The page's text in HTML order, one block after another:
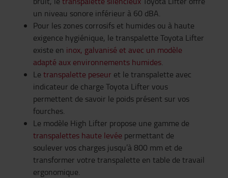
un niveau sonore inférieur à 60 dBA.
Pour les zones corrosifs et humides ou à haute
exigence hygiénique, le transpalette Toyota Lifter
existe en inox, galvanisé et avec un modèle
adapté aux environnements humides.
Le transpalette peseur et le transpalette avec
indicateur de charge Toyota Lifter vous
permettent de savoir le poids présent sur vos
fourches.
Le modèle High Lifter propose une gamme de
transpalettes haute levée permettant de
soulever vos charges jusqu’à 800 mm et de
transformer votre transpalette en table de travail
ergonomique.